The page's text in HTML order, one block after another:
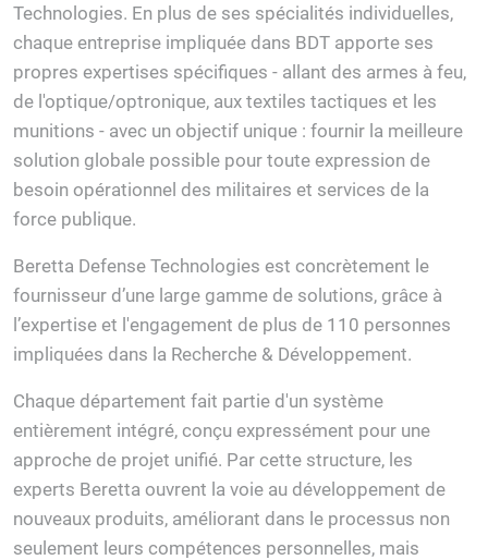
Technologies. En plus de ses spécialités individuelles,
chaque entreprise impliquée dans BDT apporte ses
propres expertises spécifiques - allant des armes à feu,
de l'optique/optronique, aux textiles tactiques et les
munitions - avec un objectif unique : fournir la meilleure
solution globale possible pour toute expression de
besoin opérationnel des militaires et services de la
force publique.
Beretta Defense Technologies est concrètement le
fournisseur d’une large gamme de solutions, grâce à
l’expertise et l'engagement de plus de 110 personnes
impliquées dans la Recherche & Développement.
Chaque département fait partie d'un système
entièrement intégré, conçu expressément pour une
approche de projet unifié. Par cette structure, les
experts Beretta ouvrent la voie au développement de
nouveaux produits, améliorant dans le processus non
seulement leurs compétences personnelles, mais